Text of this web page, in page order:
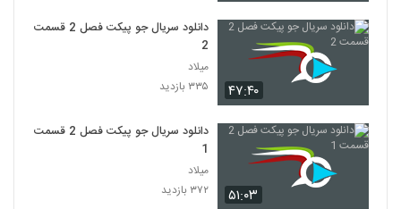
۴۷:۴۰
دانلود سریال جو پیکت فصل 2 قسمت
2
میلاد
۳۳۵ بازدید
۵۱:۰۳
دانلود سریال جو پیکت فصل 2 قسمت
1
میلاد
۳۷۲ بازدید